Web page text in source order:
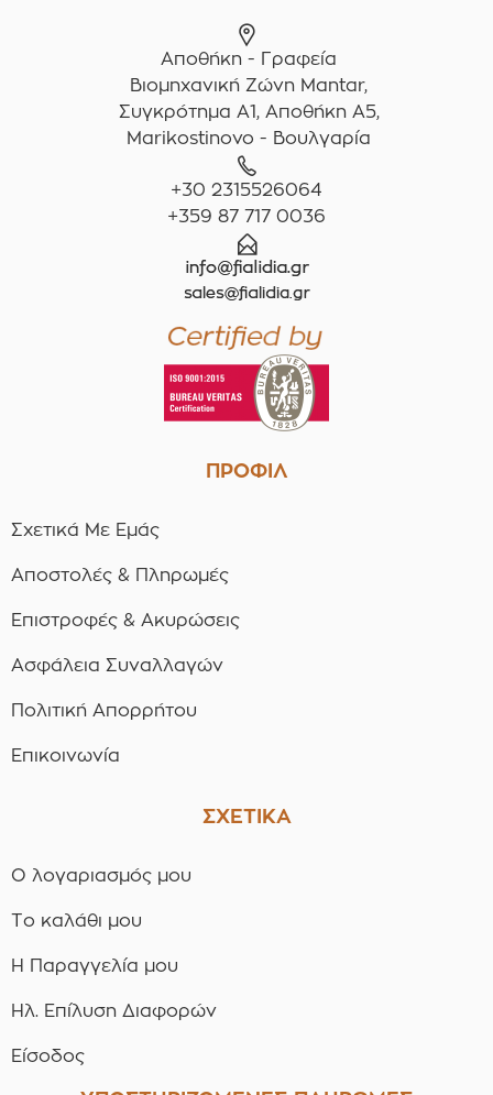
Αποθήκη - Γραφεία
Βιομηχανική Ζώνη Mantar,
Συγκρότημα A1, Αποθήκη Α5,
Marikostinovo - Βουλγαρία
+30 2315526064
+359 87 717 0036
ΠΡΟΦΙΛ
Σχετικά Με Εμάς
Αποστολές & Πληρωμές
Επιστροφές & Ακυρώσεις
Ασφάλεια Συναλλαγών
Πολιτική Απορρήτου
Επικοινωνία
ΣΧΕΤΙΚΑ
Ο λογαριασμός μου
Το καλάθι μου
Η Παραγγελία μου
Ηλ. Επίλυση Διαφορών
Είσοδος